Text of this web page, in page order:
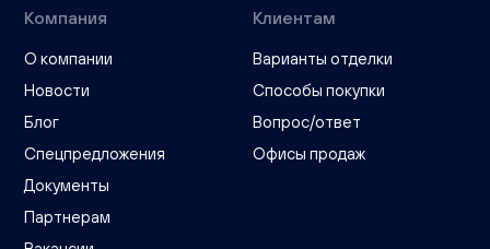
Компания
О компании
Новости
Блог
Спецпредложения
Документы
Партнерам
Клиентам
Варианты отделки
Способы покупки
Вопрос/ответ
Офисы продаж